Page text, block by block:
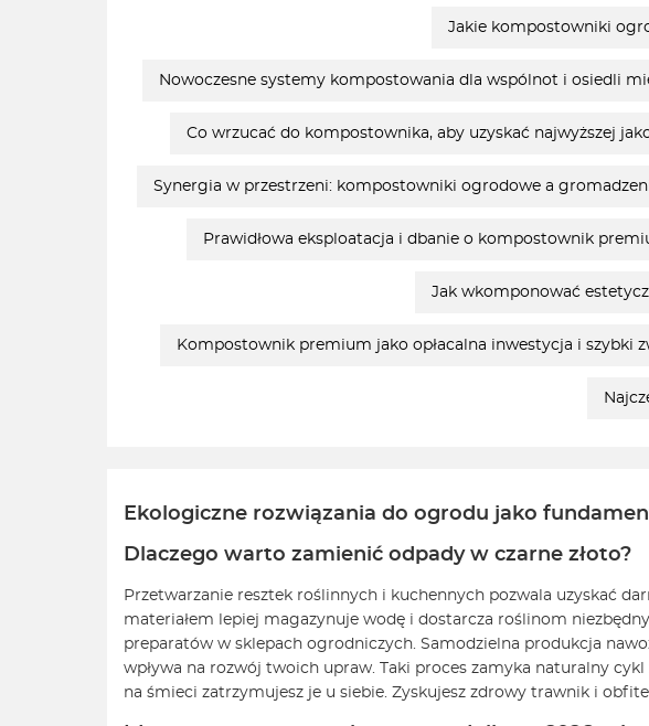
Jakie kompostowniki
Nowoczesne systemy kompostowania dla wspólnot i osiedli
Co wrzucać do kompostownika, aby uzyskać najwyższej
Synergia w przestrzeni: kompostowniki ogrodowe a
Prawidłowa eksploatacja i dbanie o kompostownik
Jak wkomponować
Kompostownik premium jako opłacalna inwestycja i szybki
Ekologiczne rozwiązania do ogrodu jako
Dlaczego warto zamienić odpady w czarne złoto?
Przetwarzanie resztek roślinnych i kuchennych pozwala uzyskać
materiałem lepiej magazynuje wodę i dostarcza roślinom
preparatów w sklepach ogrodniczych. Samodzielna produkcja
wpływa na rozwój twoich upraw. Taki proces zamyka naturalny
na śmieci zatrzymujesz je u siebie. Zyskujesz zdrowy trawnik i